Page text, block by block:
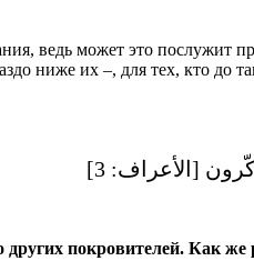
ведь может это послужит
ниже их –, для тех, кто до
[الأعراف: 3]
покровителей. Как